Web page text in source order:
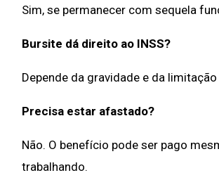
Sim, se permanecer com sequela
Bursite dá direito ao INSS?
Depende da gravidade e da
Precisa estar afastado?
Não. O benefício pode ser pago
trabalhando.